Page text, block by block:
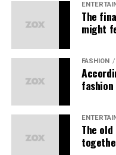
Et harum quidem
Nam libero tempore,
cumquenihil impedit
facere possimus,
dolor repellendus.
Nulla pariatur.
proident, sunt in culpa
id est laborum.
The
might
FASHION
The